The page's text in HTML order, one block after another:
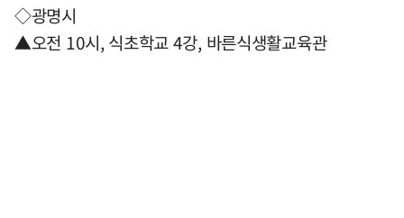
◇광명시
▲오전 10시, 식초학교 4강, 바른식생활교육관